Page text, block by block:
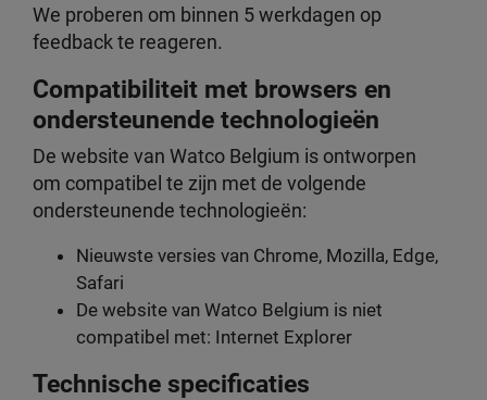
We proberen om binnen 5 werkdagen op
feedback te reageren.
Compatibiliteit met browsers en
ondersteunende technologieën
De website van Watco Belgium is ontworpen
om compatibel te zijn met de volgende
ondersteunende technologieën:
Nieuwste versies van Chrome, Mozilla, Edge,
Safari
De website van Watco Belgium is niet
compatibel met: Internet Explorer
Technische specificaties